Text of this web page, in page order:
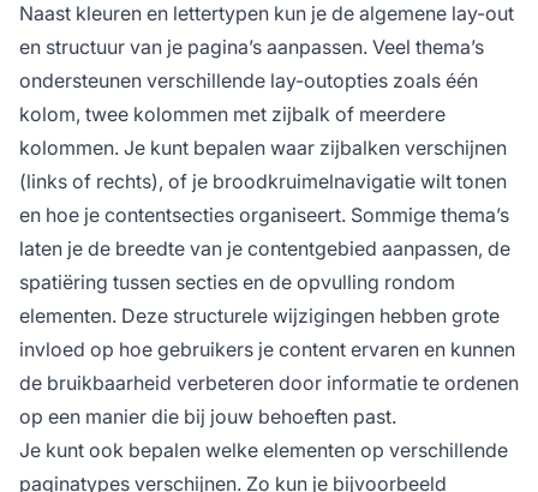
Naast kleuren en lettertypen kun je de algemene lay-out
en structuur van je pagina’s aanpassen. Veel thema’s
ondersteunen verschillende lay-outopties zoals één
kolom, twee kolommen met zijbalk of meerdere
kolommen. Je kunt bepalen waar zijbalken verschijnen
(links of rechts), of je broodkruimelnavigatie wilt tonen
en hoe je contentsecties organiseert. Sommige thema’s
laten je de breedte van je contentgebied aanpassen, de
spatiëring tussen secties en de opvulling rondom
elementen. Deze structurele wijzigingen hebben grote
invloed op hoe gebruikers je content ervaren en kunnen
de bruikbaarheid verbeteren door informatie te ordenen
op een manier die bij jouw behoeften past.
Je kunt ook bepalen welke elementen op verschillende
paginatypes verschijnen. Zo kun je bijvoorbeeld